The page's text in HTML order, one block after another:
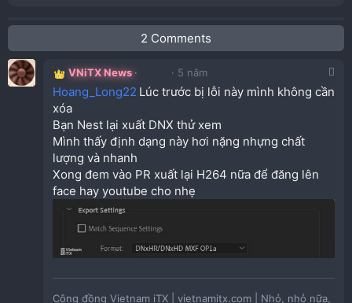
2 Comments
VNiTX News 5 năm
Hoang_Long22 Lúc trước bị lỗi này mình không cần
xóa
Bạn Nest lại xuất DNX thử xem
Mình thấy định dạng này hơi nặng nhựng chất
lượng và nhanh
Xong đem vào PR xuất lại H264 nữa để đăng lên
face hay youtube cho nhẹ
Cộng đồng Vietnam iTX | vietnamitx.com | Nhỏ, nhỏ nữa,